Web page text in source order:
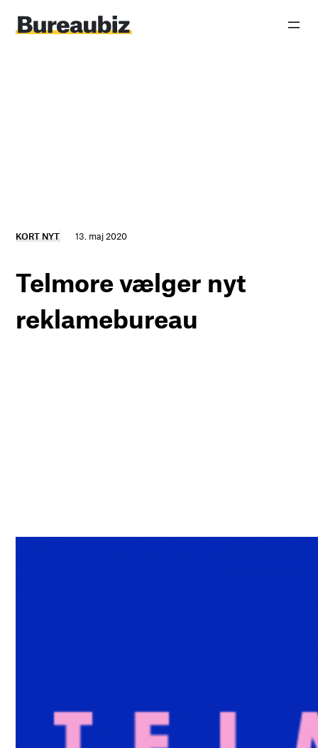
indhold
KORT NYT 13. maj 2020
Telmore vælger nyt
reklamebureau